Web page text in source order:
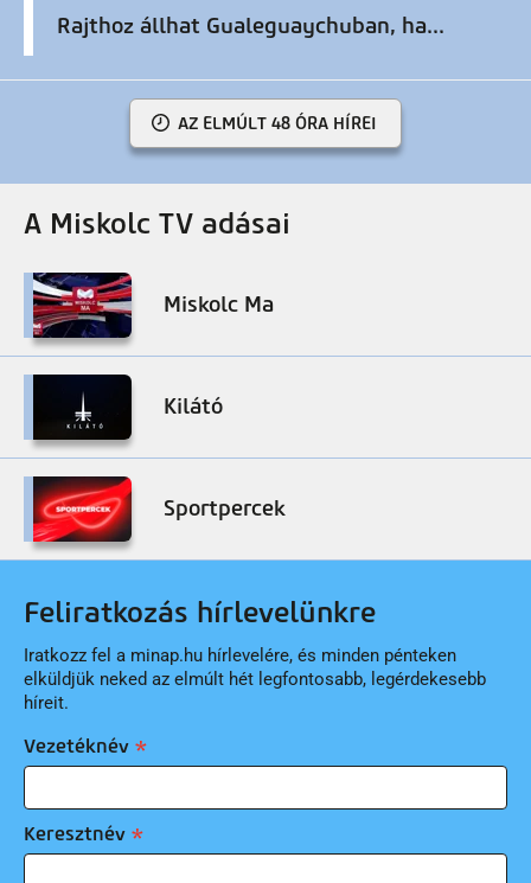
Rajthoz állhat Gualeguaychuban, ha...
AZ ELMÚLT 48 ÓRA HÍREI
A Miskolc TV adásai
Miskolc Ma
Kilátó
Sportpercek
Feliratkozás hírlevelünkre
Iratkozz fel a minap.hu hírlevelére, és minden pénteken
elküldjük neked az elmúlt hét legfontosabb, legérdekesebb
híreit.
Vezetéknév
Keresztnév